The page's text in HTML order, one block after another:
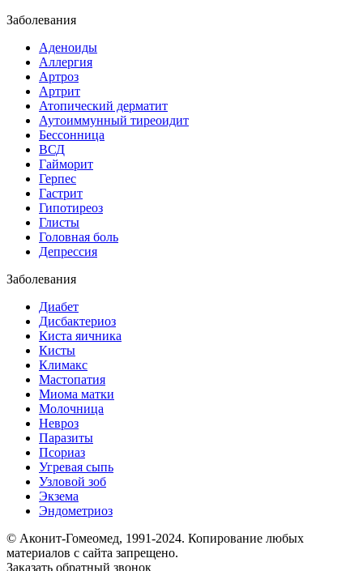
Заболевания
Аденоиды
Аллергия
Артроз
Артрит
Атопический дерматит
Аутоиммунный тиреоидит
Бессонница
ВСД
Гайморит
Герпес
Гастрит
Гипотиреоз
Глисты
Головная боль
Депрессия
Заболевания
Диабет
Дисбактериоз
Киста яичника
Кисты
Климакс
Мастопатия
Миома матки
Молочница
Невроз
Паразиты
Псориаз
Угревая сыпь
Узловой зоб
Экзема
Эндометриоз
© Аконит-Гомеомед, 1991-2024. Копирование любых
материалов с сайта запрещено.
Заказать обратный звонок